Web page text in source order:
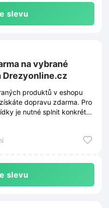
slevu
na vybrané
Drezyonline.cz
produktů v eshopu
dopravu zdarma. Pro
je nutné splnit konkrétní
Kompletní pravidla jsou
se průběžně měnit.
slevu